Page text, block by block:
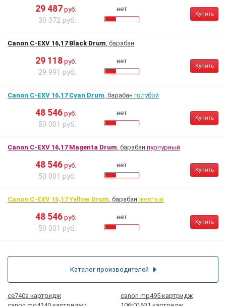
29 487 руб.
30 372 руб.
нет
Купить
Canon C-EXV 16,17 Black Drum, барабан
29 118 руб.
29 991 руб.
нет
Купить
Canon C-EXV 16,17 Cyan Drum, барабан голубой
48 546 руб.
50 001 руб.
нет
Купить
Canon C-EXV 16,17 Magenta Drum, барабан пурпурный
48 546 руб.
50 001 руб.
нет
Купить
Canon C-EXV 16,17 Yellow Drum, барабан желтый
48 546 руб.
50 001 руб.
нет
Купить
ce740a картридж
canon mp495 картридж